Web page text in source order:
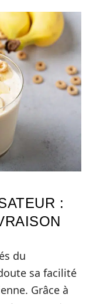
:
du
sa facilité
Grâce à